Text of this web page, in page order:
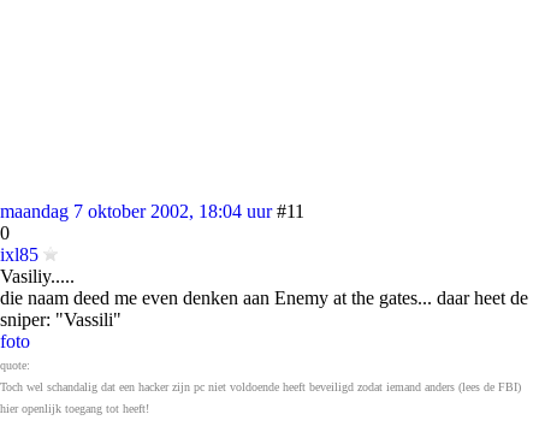
maandag 7 oktober 2002, 18:04 uur #11
0
ixl85
Vasiliy.....
die naam deed me even denken aan Enemy at the gates... daar heet de
sniper: "Vassili"
foto
quote:
Toch wel schandalig dat een hacker zijn pc niet voldoende heeft beveiligd zodat iemand anders (lees de FBI)
hier openlijk toegang tot heeft!